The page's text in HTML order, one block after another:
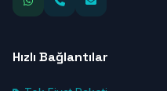
Hızlı Bağlantılar